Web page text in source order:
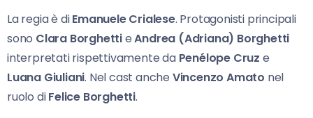
La regia è diEmanuele Crialese. Protagonisti principali
sono Clara BorghettieAndrea (Adriana) Borghetti
interpretati rispettivamente daPenélope Cruz e
Luana Giuliani. Nel cast anche Vincenzo Amato nel
ruolo diFelice Borghetti.